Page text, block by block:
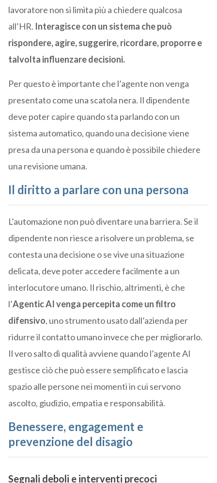
lavoratore non si limita più a chiedere qualcosa
all’HR. Interagisce con un sistema che può
rispondere, agire, suggerire, ricordare, proporre e
talvolta influenzare decisioni.
Per questo è importante che l’agente non venga
presentato come una scatola nera. Il dipendente
deve poter capire quando sta parlando con un
sistema automatico, quando una decisione viene
presa da una persona e quando è possibile chiedere
una revisione umana.
Il diritto a parlare con una persona
L’automazione non può diventare una barriera. Se il
dipendente non riesce a risolvere un problema, se
contesta una decisione o se vive una situazione
delicata, deve poter accedere facilmente a un
interlocutore umano. Il rischio, altrimenti, è che
l’Agentic AI venga percepita come un filtro
difensivo, uno strumento usato dall’azienda per
ridurre il contatto umano invece che per migliorarlo.
Il vero salto di qualità avviene quando l’agente AI
gestisce ciò che può essere semplificato e lascia
spazio alle persone nei momenti in cui servono
ascolto, giudizio, empatia e responsabilità.
Benessere, engagement e
prevenzione del disagio
Segnali deboli e interventi precoci